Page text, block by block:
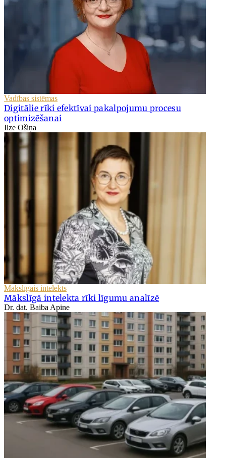
Vadības sistēmas
Digitālie rīki efektīvai pakalpojumu procesu
optimizēšanai
Ilze Ošiņa
Mākslīgais intelekts
Mākslīgā intelekta rīki līgumu analīzē
Dr. dat. Baiba Apine